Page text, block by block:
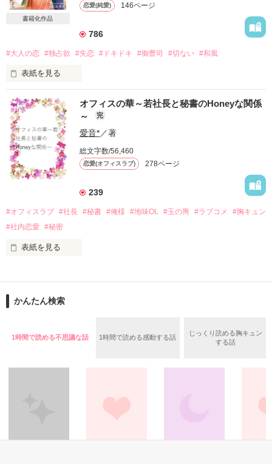
桐ケ谷　香子（きりがや　こうこ）　２５歳。
桐ケ谷不動産の長女。
桜川　柊哉（さくらがわ　しゅうや）３０歳
桜川都市開発の専務。
*.:･.｡**.:･.｡**.:･.｡**.:･.｡**.:･.｡**.:･.｡**.:･.｡**.:･.｡**.:･.｡**.:･.｡**
2019/09/29start～2019/12/13限定公開
作品を読む
書籍化作品
恋愛(純愛) 146ページ
786
#大人の恋 #独占欲 #失恋 #ドキドキ #御曹司 #切ない #和風
表紙を見る
〝結婚を前提に〟
これは、私がもらうはずの言葉だった
誕生日なんて大嫌い
男なんて信じない
十河　伊鈴（そごう　いすず）
×
※続編はこちら→「願わくは、雨にくちづけ」
オフィスの華～若社長と秘書のHoneyな関係
～
完
愛音*／著
総文字数/56,460
恋愛(オフィスラブ) 278ページ
239
#オフィスラブ #社長 #秘書 #俺様 #地味OL #玉の輿 #ラブコメ
#胸キュン
#社内恋愛 #秘密
表紙を見る
秘書課
社内で一番…地味な部署・経理課
かんたん検索
1時間で読める不思議な話 1時間で読める感動する話
じっくり読める胸キュン
する話